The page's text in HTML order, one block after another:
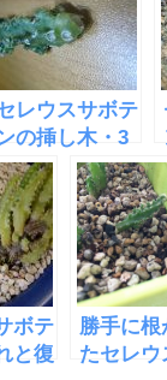
レウスサボテ
の挿し木・3
ボテ
と復
勝手に根
たセレウ